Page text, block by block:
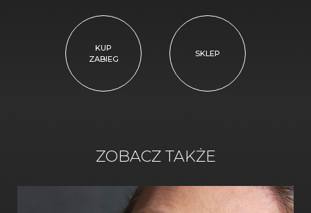
KUP
ZABIEG
SKLEP
ZOBACZ TAKŻE